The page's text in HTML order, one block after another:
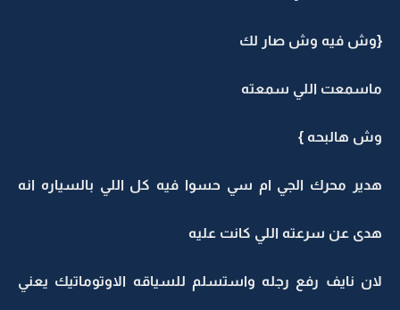
{وش فيه وش صار لك
ماسمعت اللي سمعته
وش هالبحه }
هدير محرك الجي ام سي حسوا فيه كل اللي بالسياره انه
هدى عن سرعته اللي كانت عليه
لان نايف رفع رجله واستسلم للسياقه الاوتوماتيك يعني